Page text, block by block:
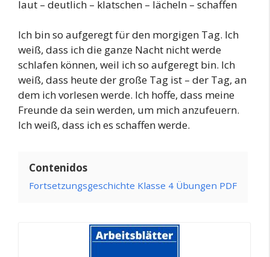
laut – deutlich – klatschen – lächeln – schaffen
Ich bin so aufgeregt für den morgigen Tag. Ich
weiß, dass ich die ganze Nacht nicht werde
schlafen können, weil ich so aufgeregt bin. Ich
weiß, dass heute der große Tag ist – der Tag, an
dem ich vorlesen werde. Ich hoffe, dass meine
Freunde da sein werden, um mich anzufeuern.
Ich weiß, dass ich es schaffen werde.
Contenidos
Fortsetzungsgeschichte Klasse 4 Übungen PDF